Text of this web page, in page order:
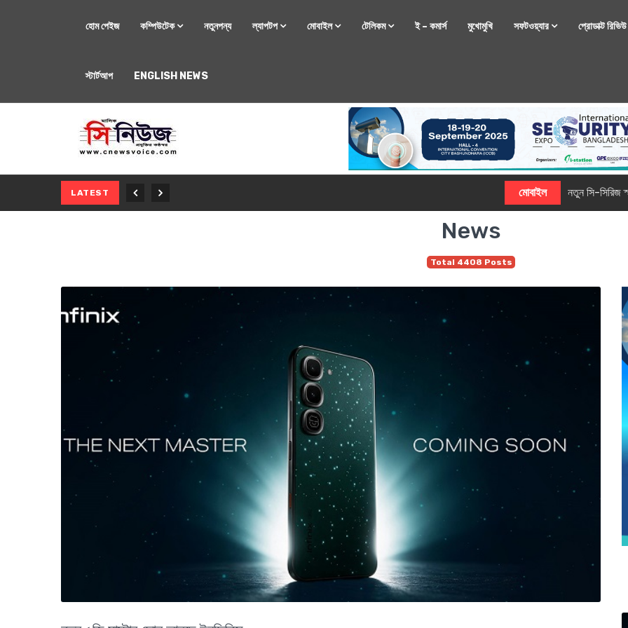
হোম পেইজ কম্পিউটেক নতুনপন্য ল্যাপটপ মোবাইল টেলিকম ই – কমার্স মুখোমুখি সফটওয়্যার প্রোডাক্ট রিভিউ
স্টার্টআপ ENGLISH NEWS
LATEST
News
Total 4408 Posts